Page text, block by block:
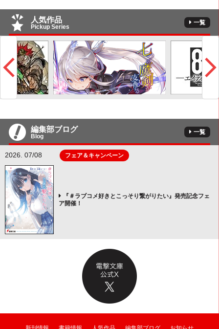
人気作品
Pickup Series
一覧
編集部ブログ
Blog
一覧
2026. 07/08 フェア＆キャンペーン
『＃ラブコメ好きとこっそり繋がりたい』発売記念フェ
ア開催！